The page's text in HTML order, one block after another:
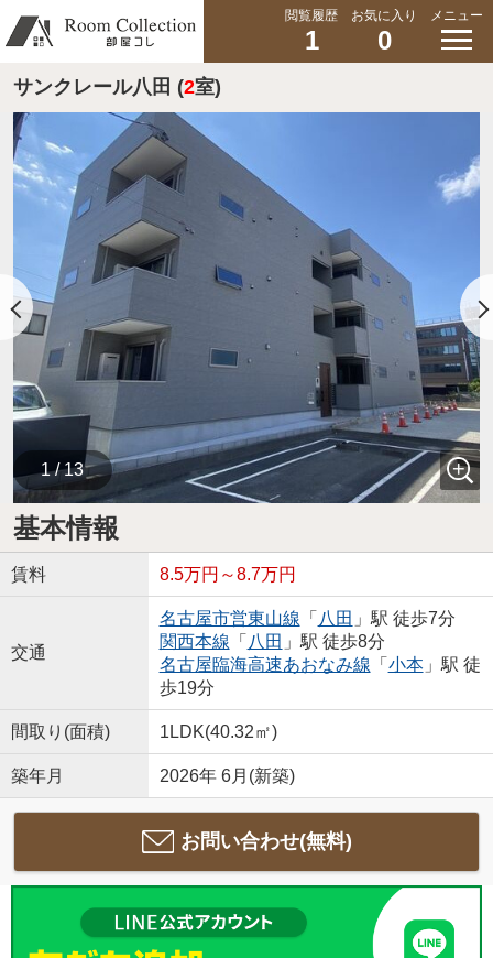
閲覧履歴
1
お気に入り
0
メニュー
サンクレール八田 (2室)
1 / 13
基本情報
賃料 8.5万円～8.7万円
交通
名古屋市営東山線 「 八田 」駅 徒歩7分
関西本線 「 八田 」駅 徒歩8分
名古屋臨海高速あおなみ線 「 小本」駅 徒
歩19分
間取り(面積) 1LDK(40.32㎡)
築年月 2026年 6月(新築)
お問い合わせ(無料)